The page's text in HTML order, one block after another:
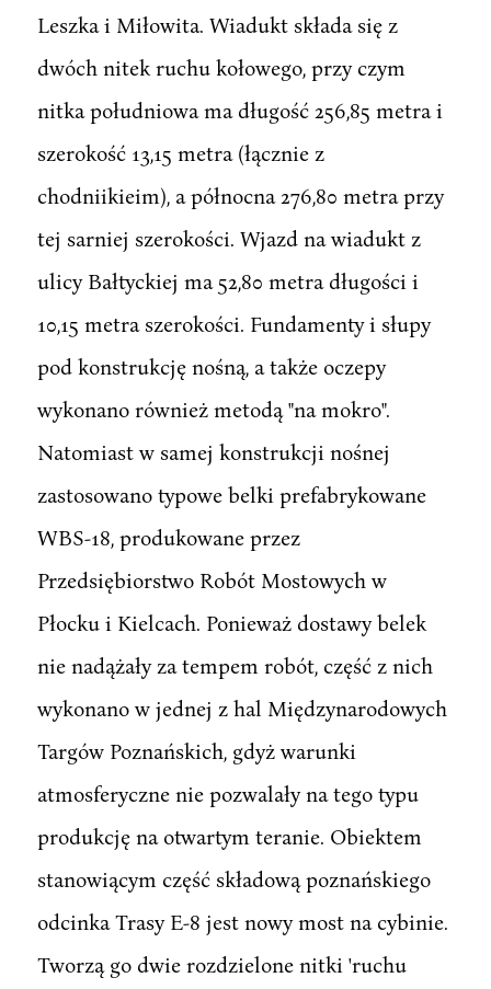
Leszka i Miłowita. Wiadukt składa się z
dwóch nitek ruchu kołowego, przy czym
nitka południowa ma długość 256,85 metra i
szerokość 13,15 metra (łącznie z
chodniikieim), a północna 276,80 metra przy
tej sarniej szerokości. Wjazd na wiadukt z
ulicy Bałtyckiej ma 52,80 metra długości i
10,15 metra szerokości. Fundamenty i słupy
pod konstrukcję nośną, a także oczepy
wykonano również metodą "na mokro".
Natomiast w samej konstrukcji nośnej
zastosowano typowe belki prefabrykowane
WBS-18, produkowane przez
Przedsiębiorstwo Robót Mostowych w
Płocku i Kielcach. Ponieważ dostawy belek
nie nadążały za tempem robót, część z nich
wykonano w jednej z hal Międzynarodowych
Targów Poznańskich, gdyż warunki
atmosferyczne nie pozwalały na tego typu
produkcję na otwartym teranie. Obiektem
stanowiącym część składową poznańskiego
odcinka Trasy E-8 jest nowy most na cybinie.
Tworzą go dwie rozdzielone nitki 'ruchu